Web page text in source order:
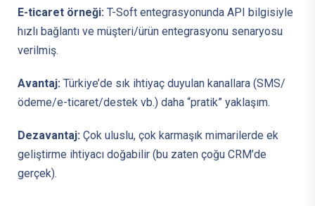
E-ticaret örneği: T-Soft entegrasyonunda API bilgisiyle
hızlı bağlantı ve müşteri/ürün entegrasyonu senaryosu
verilmiş.
Avantaj: Türkiye’de sık ihtiyaç duyulan kanallara (SMS/
ödeme/e-ticaret/destek vb.) daha “pratik” yaklaşım.
Dezavantaj: Çok uluslu, çok karmaşık mimarilerde ek
geliştirme ihtiyacı doğabilir (bu zaten çoğu CRM’de
gerçek).